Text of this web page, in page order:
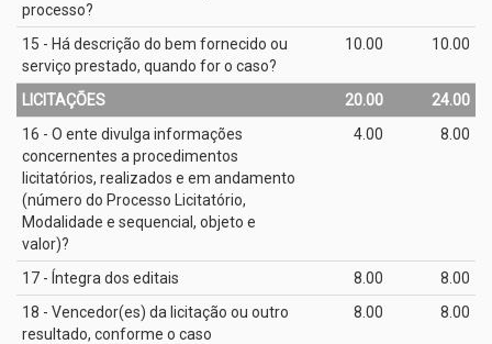
processo?
15 - Há descrição do bem fornecido ou
serviço prestado, quando for o caso?
10.00 10.00
LICITAÇÕES 20.00
24.00
16 - O ente divulga informações
concernentes a procedimentos
licitatórios, realizados e em andamento
(número do Processo Licitatório,
Modalidade e sequencial, objeto e
valor)?
4.00 8.00
17 - Íntegra dos editais 8.00
8.00
18 - Vencedor(es) da licitação ou outro
resultado, conforme o caso
8.00 8.00